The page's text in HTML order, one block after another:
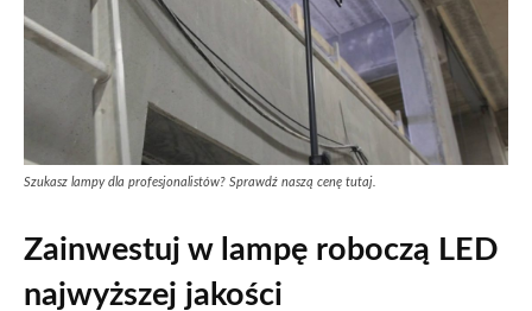
Szukasz lampy dla profesjonalistów? Sprawdź naszą cenę tutaj.
Zainwestuj w lampę roboczą LED
najwyższej jakości